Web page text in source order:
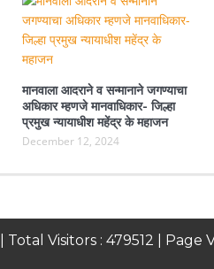
मानवाला आदराने व सन्मानाने जगण्याचा
अधिकार म्हणजे मानवाधिकार- जिल्हा
प्रमुख न्यायाधीश महेंद्र के महाजन
December 12, 2024
| Total Visitors : 479512 | Page